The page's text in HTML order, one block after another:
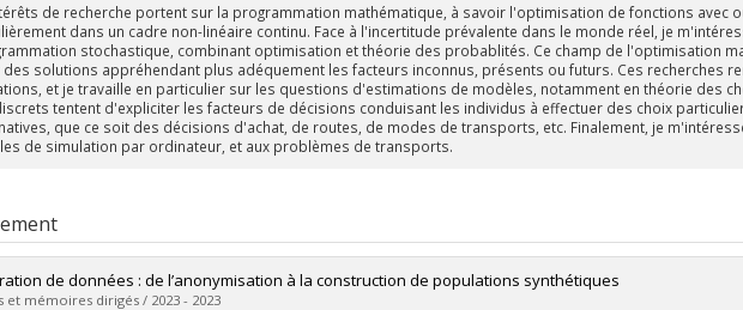
de recherche portent sur la programmation mathématique, à savoir l'optimisation de fonctions avec
dans un cadre non-linéaire continu. Face à l'incertitude prévalente dans le monde réel, je
stochastique, combinant optimisation et théorie des probablités. Ce champ de l'optimisation
solutions appréhendant plus adéquement les facteurs inconnus, présents ou futurs. Ces recherches
et je travaille en particulier sur les questions d'estimations de modèles, notamment en théorie des
tentent d'expliciter les facteurs de décisions conduisant les individus à effectuer des choix
que ce soit des décisions d'achat, de routes, de modes de transports, etc. Finalement, je
de simulation par ordinateur, et aux problèmes de transports.
de données : de l’anonymisation à la construction de populations synthétiques
et mémoires dirigés / 2023 - 2023